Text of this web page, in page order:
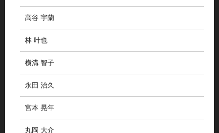
高谷 宇蘭
林 叶也
横溝 智子
永田 治久
宮本 晃年
丸岡 大介